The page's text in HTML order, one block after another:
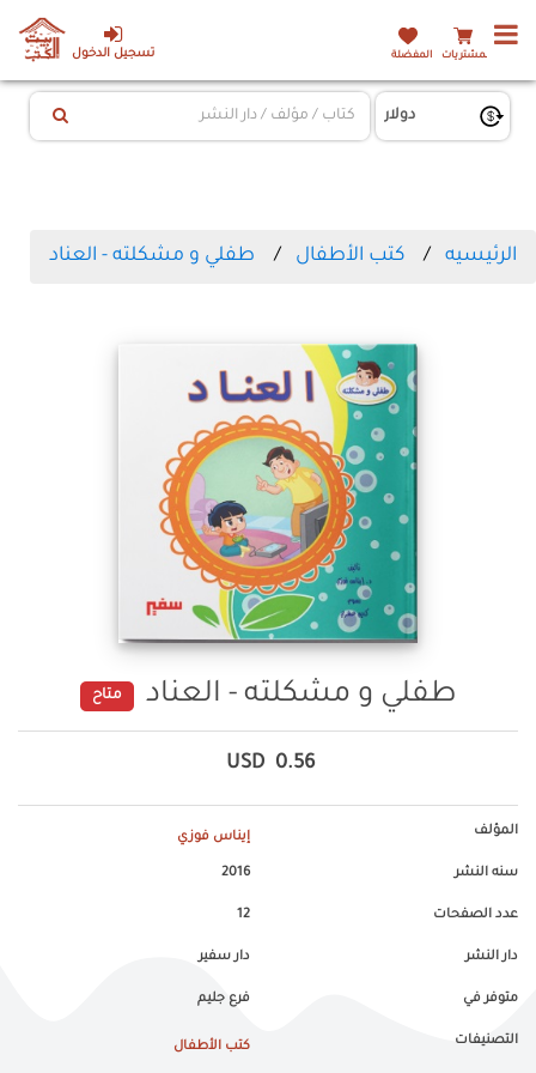
تسجيل الدخول المشتريات المفضلة
الرئيسيه كتب الأطفال طفلي و مشكلته - العناد
طفلي و مشكلته - العناد متاح
0.56
USD
المؤلف إيناس فوزي
سنه النشر 2016
عدد الصفحات 12
دار النشر دار سفير
متوفر في فرع جليم
التصنيفات كتب الأطفال